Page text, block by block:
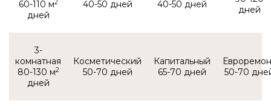
60-110 м2 40-50 40-50
3-
комнатная
80-130 м2 50-70 65-70 50-70